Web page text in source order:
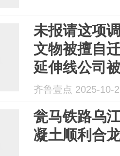
未报请这项
文物被擅自
延伸线公司
齐鲁壹点 2025-10-
瓮马铁路乌
凝土顺利合